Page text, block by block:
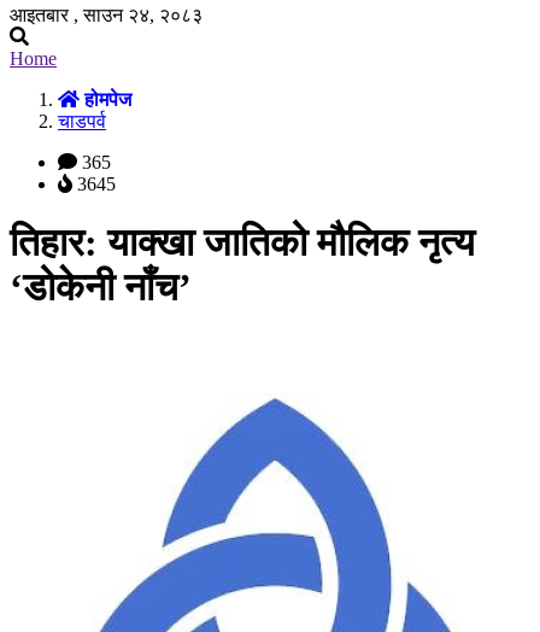
आइतबार , साउन २४, २०८३
Home
होमपेज
चाडपर्व
365
3645
तिहार: याक्खा जातिको मौलिक नृत्य
‘डोकेनी नाँच’